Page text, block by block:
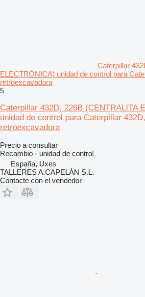
Caterpillar
ELECTRÓNICA) unidad de control para
retroexcavadora
5
Caterpillar 432D, 226B (CENTRALITA
unidad de control para Caterpillar
retroexcavadora
Precio a consultar
Recambio - unidad de control
España, Uxes
TALLERES A.CAPELÁN S.L.
Contacte con el vendedor